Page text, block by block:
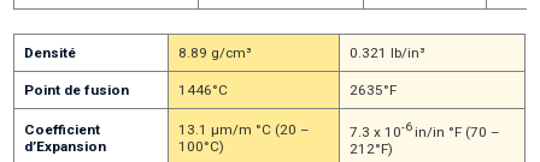
Densité 8.89 g/cm³ 0.321 lb/in³
Point de fusion 1446°C 2635°F
Coefficient
d’Expansion
13.1 μm/m °C (20 –
100°C)
7.3 x 10-6in/in °F (70 –
212°F)